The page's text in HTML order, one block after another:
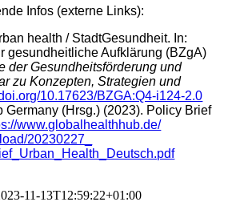
Infos (externe Links):
health / StadtGesundheit. In:
gesundheitliche Aufklärung (BZgA)
der Gesundheitsförderung und
zu Konzepten, Strategien und
10.17623/BZGA:Q4-i124-2.0
Germany (Hrsg.) (2023). Policy Brief
www.globalhealthhub.de/
20230227_
_Deutsch.pdf
11-13T12:59:22+01:00